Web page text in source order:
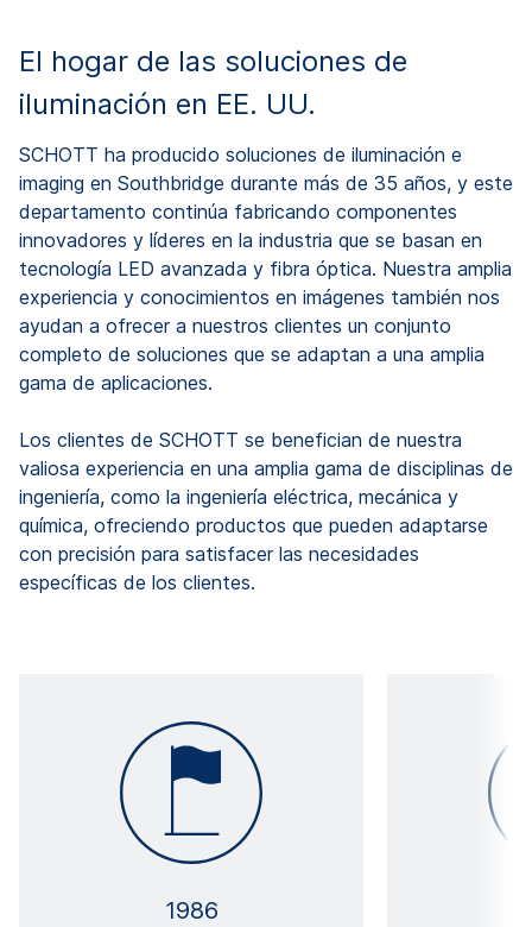
El hogar de las soluciones de
iluminación en EE. UU.
SCHOTT ha producido soluciones de iluminación e
imaging en Southbridge durante más de 35 años, y este
departamento continúa fabricando componentes
innovadores y líderes en la industria que se basan en
tecnología LED avanzada y fibra óptica. Nuestra amplia
experiencia y conocimientos en imágenes también nos
ayudan a ofrecer a nuestros clientes un conjunto
completo de soluciones que se adaptan a una amplia
gama de aplicaciones.
Los clientes de SCHOTT se benefician de nuestra
valiosa experiencia en una amplia gama de disciplinas de
ingeniería, como la ingeniería eléctrica, mecánica y
química, ofreciendo productos que pueden adaptarse
con precisión para satisfacer las necesidades
específicas de los clientes.
1986